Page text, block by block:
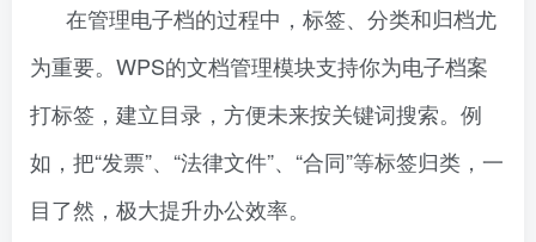
在管理电子档的过程中，标签、分类和归档尤
为重要。WPS的文档管理模块支持你为电子档案
打标签，建立目录，方便未来按关键词搜索。例
如，把“发票”、“法律文件”、“合同”等标签归类，一
目了然，极大提升办公效率。